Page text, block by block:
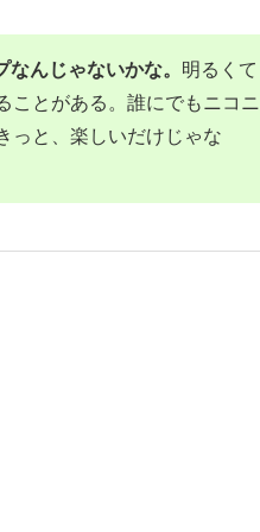
んじゃないかな。 明るくて
ことがある。誰にでもニコニ
っと、楽しいだけじゃな